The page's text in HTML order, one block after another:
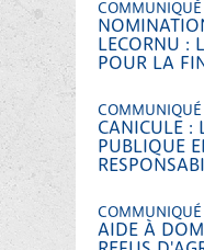
LECORNU :
POUR LA
CANICULE :
PUBLIQUE
AIDE À